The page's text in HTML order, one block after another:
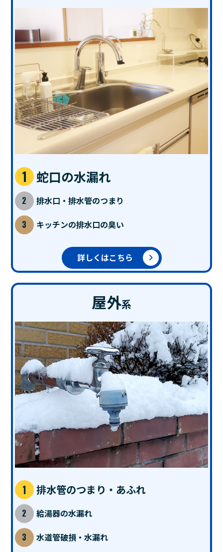
蛇口の水漏れ
排水口・排水管のつまり
キッチンの排水口の臭い
詳しくはこちら
屋外系
排水管のつまり・あふれ
給湯器の水漏れ
水道管破損・水漏れ